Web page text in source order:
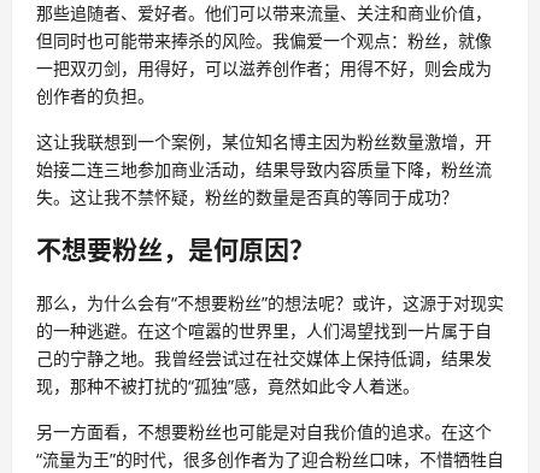
那些追随者、爱好者。他们可以带来流量、关注和商业价值，
但同时也可能带来捧杀的风险。我偏爱一个观点：粉丝，就像
一把双刃剑，用得好，可以滋养创作者；用得不好，则会成为
创作者的负担。
这让我联想到一个案例，某位知名博主因为粉丝数量激增，开
始接二连三地参加商业活动，结果导致内容质量下降，粉丝流
失。这让我不禁怀疑，粉丝的数量是否真的等同于成功？
不想要粉丝，是何原因？
那么，为什么会有“不想要粉丝”的想法呢？或许，这源于对现实
的一种逃避。在这个喧嚣的世界里，人们渴望找到一片属于自
己的宁静之地。我曾经尝试过在社交媒体上保持低调，结果发
现，那种不被打扰的“孤独”感，竟然如此令人着迷。
另一方面看，不想要粉丝也可能是对自我价值的追求。在这个
“流量为王”的时代，很多创作者为了迎合粉丝口味，不惜牺牲自